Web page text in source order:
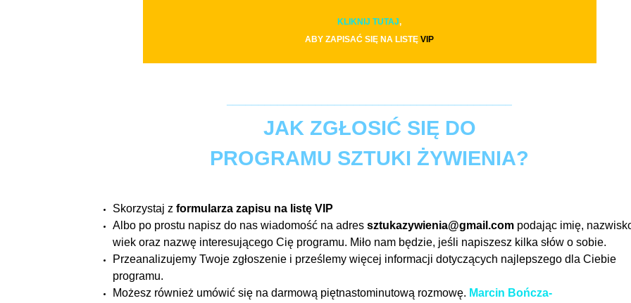
KLIKNIJ TUTAJ,
ABY ZAPISAĆ SIĘ NA LISTĘ VIP
JAK ZGŁOSIĆ SIĘ DO
PROGRAMU SZTUKI ŻYWIENIA?
Skorzystaj z formularza zapisu na listę VIP
Albo po prostu napisz do nas wiadomość na adres sztukazywienia@gmail.compodając imię,
wiek oraz nazwę interesującego Cię programu. Miło nam będzie, jeśli napiszesz kilka słów o sobie.
Przeanalizujemy Twoje zgłoszenie i prześlemy więcej informacji dotyczących najlepszego dla Ciebie
programu.
Możesz również umówić się na darmową piętnastominutową rozmowę. Marcin Bończa-